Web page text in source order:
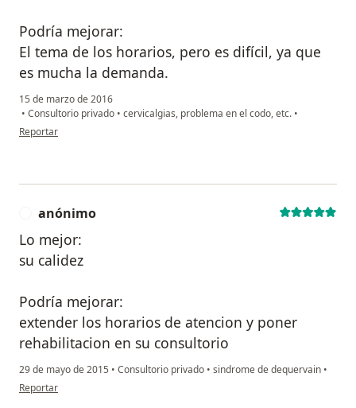
Podría mejorar:
El tema de los horarios, pero es difícil, ya que
es mucha la demanda.
15 de marzo de 2016
• Consultorio privado • cervicalgias, problema en el codo, etc. •
en opinión del usuario usuario
Reportar
anónimo
Lo mejor:
su calidez
Podría mejorar:
extender los horarios de atencion y poner
rehabilitacion en su consultorio
29 de mayo de 2015 • Consultorio privado • sindrome de dequervain •
en opinión del usuario anónimo
Reportar